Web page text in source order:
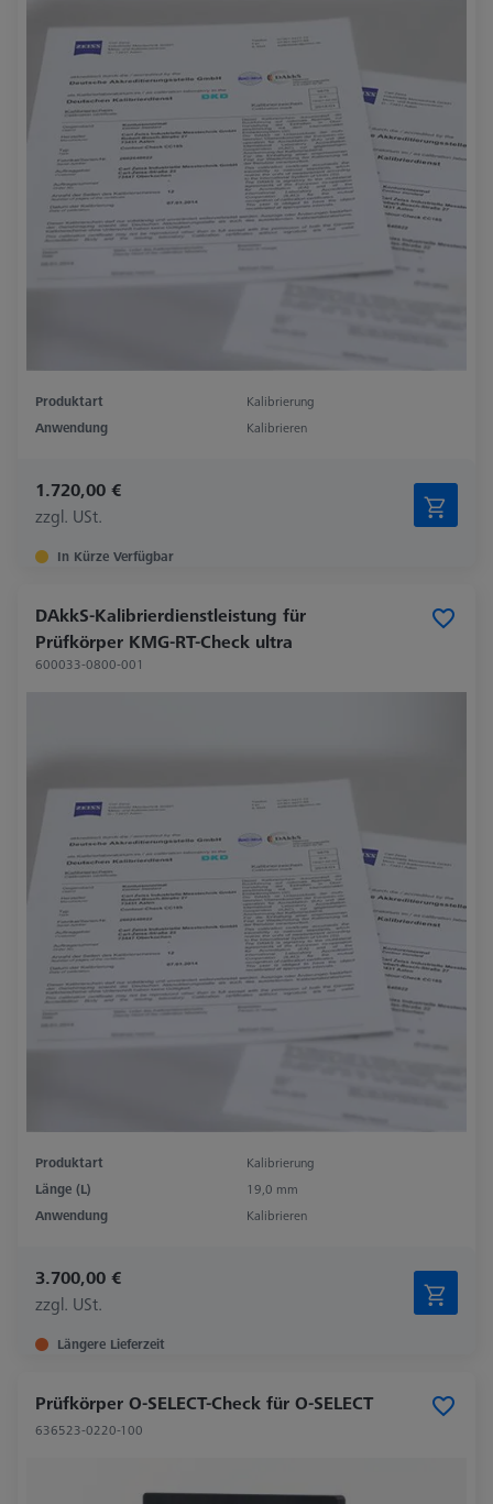
Produktart
Kalibrierung
Anwendung
Kalibrieren
1.720,00 €
zzgl. USt.
In Kürze Verfügbar
DAkkS-Kalibrierdienstleistung für
Prüfkörper KMG-RT-Check ultra
600033-0800-001
Produktart
Kalibrierung
Länge (L)
19,0 mm
Anwendung
Kalibrieren
3.700,00 €
zzgl. USt.
Längere Lieferzeit
Prüfkörper O-SELECT-Check für O-SELECT
636523-0220-100